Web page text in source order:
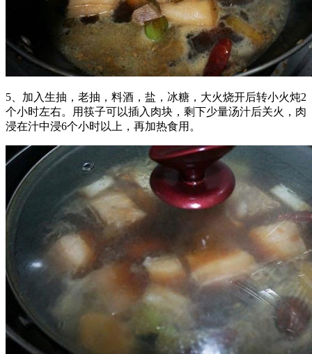
5、加入生抽，老抽，料酒，盐，冰糖，大火烧开后转小火炖2
个小时左右。用筷子可以插入肉块，剩下少量汤汁后关火，肉
浸在汁中浸6个小时以上，再加热食用。